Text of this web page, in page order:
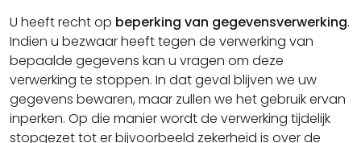
U heeft recht op beperking van gegevensverwerking.
Indien u bezwaar heeft tegen de verwerking van
bepaalde gegevens kan u vragen om deze
verwerking te stoppen. In dat geval blijven we uw
gegevens bewaren, maar zullen we het gebruik ervan
inperken. Op die manier wordt de verwerking tijdelijk
stopgezet tot er bijvoorbeeld zekerheid is over de